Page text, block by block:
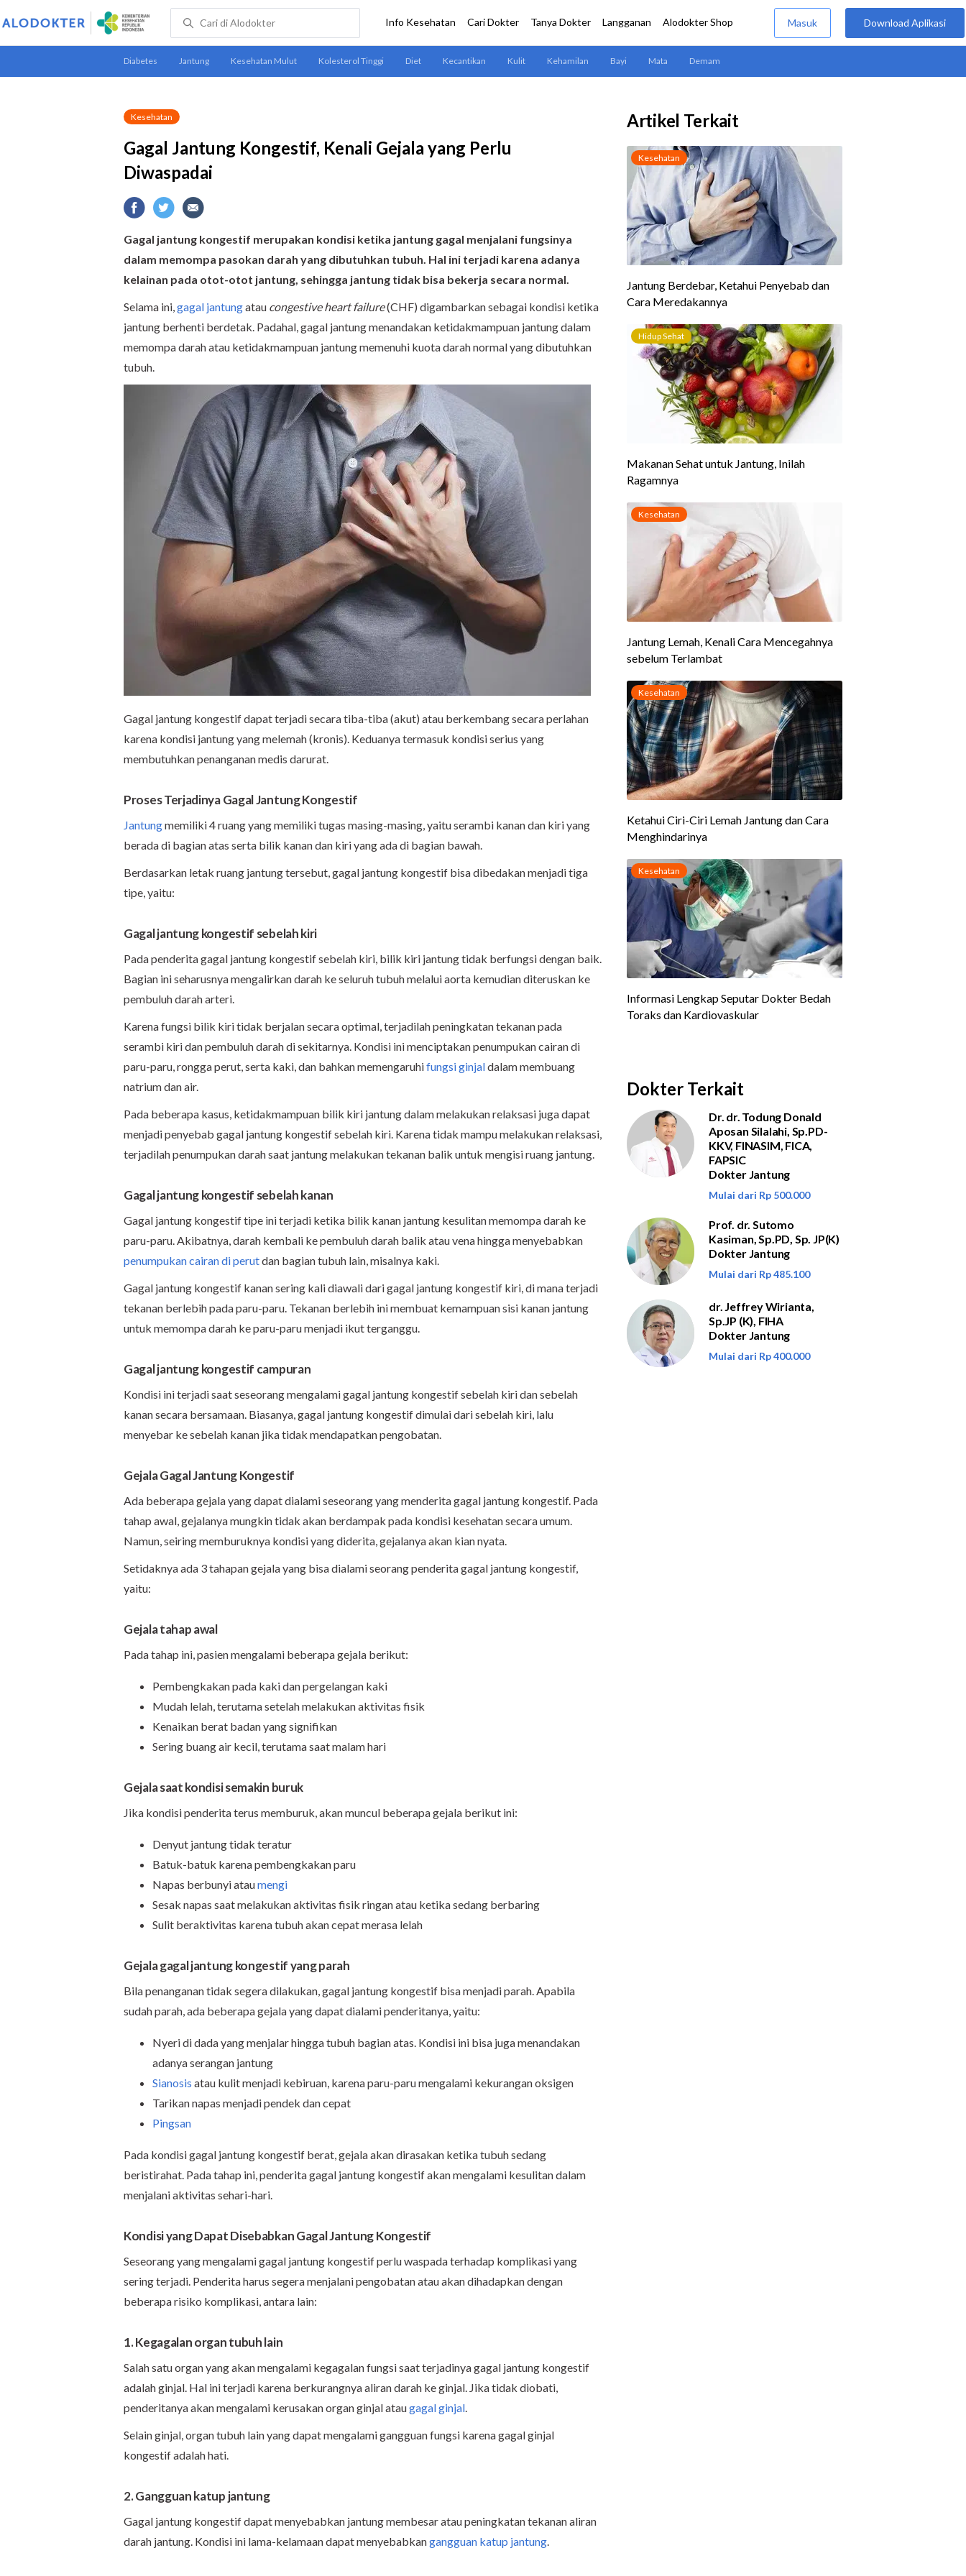
Kesehatan
Gagal Jantung Kongestif, Kenali Gejala yang Perlu
Diwaspadai
Gagal jantung kongestif merupakan kondisi ketika jantung gagal menjalani fungsinya
dalam memompa pasokan darah yang dibutuhkan tubuh. Hal ini terjadi karena adanya
kelainan pada otot-otot jantung, sehingga jantung tidak bisa bekerja secara normal.
Selama ini,gagal jantungatau congestive heart failure(CHF) digambarkan sebagai kondisi ketika
jantung berhenti berdetak. Padahal, gagal jantung menandakan ketidakmampuan jantung dalam
memompa darah atau ketidakmampuan jantung memenuhi kuota darah normal yang dibutuhkan
tubuh.
Gagal jantung kongestif dapat terjadi secara tiba-tiba (akut) atau berkembang secara perlahan
karena kondisi jantung yang melemah (kronis). Keduanya termasuk kondisi serius yang
membutuhkan penanganan medis darurat.
Proses Terjadinya Gagal Jantung Kongestif
Jantungmemiliki 4 ruang yang memiliki tugas masing-masing, yaitu serambi kanan dan kiri yang
berada di bagian atas serta bilik kanan dan kiri yang ada di bagian bawah.
Berdasarkan letak ruang jantung tersebut, gagal jantung kongestif bisa dibedakan menjadi tiga
tipe, yaitu:
Gagal jantung kongestif sebelah kiri
Pada penderita gagal jantung kongestif sebelah kiri, bilik kiri jantung tidak berfungsi dengan baik.
Bagian ini seharusnya mengalirkan darah ke seluruh tubuh melalui aorta kemudian diteruskan ke
pembuluh darah arteri.
Karena fungsi bilik kiri tidak berjalan secara optimal, terjadilah peningkatan tekanan pada
serambi kiri dan pembuluh darah di sekitarnya. Kondisi ini menciptakan penumpukan cairan di
paru-paru, rongga perut, serta kaki, dan bahkan memengaruhifungsi ginjaldalam membuang
natrium dan air.
Pada beberapa kasus, ketidakmampuan bilik kiri jantung dalam melakukan relaksasi juga dapat
menjadi penyebab gagal jantung kongestif sebelah kiri. Karena tidak mampu melakukan relaksasi,
terjadilah penumpukan darah saat jantung melakukan tekanan balik untuk mengisi ruang jantung.
Gagal jantung kongestif sebelah kanan
Gagal jantung kongestif tipe ini terjadi ketika bilik kanan jantung kesulitan memompa darah ke
paru-paru. Akibatnya, darah kembali ke pembuluh darah balik atau vena hingga menyebabkan
penumpukan cairan di perutdan bagian tubuh lain, misalnya kaki.
Gagal jantung kongestif kanan sering kali diawali dari gagal jantung kongestif kiri, di mana terjadi
tekanan berlebih pada paru-paru. Tekanan berlebih ini membuat kemampuan sisi kanan jantung
untuk memompa darah ke paru-paru menjadi ikut terganggu.
Gagal jantung kongestif campuran
Kondisi ini terjadi saat seseorang mengalami gagal jantung kongestif sebelah kiri dan sebelah
kanan secara bersamaan. Biasanya, gagal jantung kongestif dimulai dari sebelah kiri, lalu
menyebar ke sebelah kanan jika tidak mendapatkan pengobatan.
Gejala Gagal Jantung Kongestif
Ada beberapa gejala yang dapat dialami seseorang yang menderita gagal jantung kongestif. Pada
tahap awal, gejalanya mungkin tidak akan berdampak pada kondisi kesehatan secara umum.
Namun, seiring memburuknya kondisi yang diderita, gejalanya akan kian nyata.
Setidaknya ada 3 tahapan gejala yang bisa dialami seorang penderita gagal jantung kongestif,
yaitu:
Gejala tahap awal
Pada tahap ini, pasien mengalami beberapa gejala berikut:
Pembengkakan pada kaki dan pergelangan kaki
Mudah lelah, terutama setelah melakukan aktivitas fisik
Kenaikan berat badan yang signifikan
Sering buang air kecil, terutama saat malam hari
Gejala saat kondisi semakin buruk
Jika kondisi penderita terus memburuk, akan muncul beberapa gejala berikut ini:
Denyut jantung tidak teratur
Batuk-batuk karena pembengkakan paru
Napas berbunyi ataumengi
Sesak napas saat melakukan aktivitas fisik ringan atau ketika sedang berbaring
Sulit beraktivitas karena tubuh akan cepat merasa lelah
Gejala gagal jantung kongestif yang parah
Bila penanganan tidak segera dilakukan, gagal jantung kongestif bisa menjadi parah. Apabila
sudah parah, ada beberapa gejala yang dapat dialami penderitanya, yaitu:
Nyeri di dada yang menjalar hingga tubuh bagian atas. Kondisi ini bisa juga menandakan
adanya serangan jantung
Sianosis atau kulit menjadi kebiruan, karena paru-paru mengalami kekurangan oksigen
Tarikan napas menjadi pendek dan cepat
Pingsan
Pada kondisi gagal jantung kongestif berat, gejala akan dirasakan ketika tubuh sedang
beristirahat. Pada tahap ini, penderita gagal jantung kongestif akan mengalami kesulitan dalam
menjalani aktivitas sehari-hari.
Kondisi yang Dapat Disebabkan Gagal Jantung Kongestif
Seseorang yang mengalami gagal jantung kongestif perlu waspada terhadap komplikasi yang
sering terjadi. Penderita harus segera menjalani pengobatan atau akan dihadapkan dengan
beberapa risiko komplikasi, antara lain:
1. Kegagalan organ tubuh lain
Salah satu organ yang akan mengalami kegagalan fungsi saat terjadinya gagal jantung kongestif
adalah ginjal. Hal ini terjadi karena berkurangnya aliran darah ke ginjal. Jika tidak diobati,
penderitanya akan mengalami kerusakan organ ginjal ataugagal ginjal.
Selain ginjal, organ tubuh lain yang dapat mengalami gangguan fungsi karena gagal ginjal
kongestif adalah hati.
2. Gangguan katup jantung
Gagal jantung kongestif dapat menyebabkan jantung membesar atau peningkatan tekanan aliran
darah jantung. Kondisi ini lama-kelamaan dapat menyebabkangangguan katup jantung.
Artikel Terkait
Dokter Terkait